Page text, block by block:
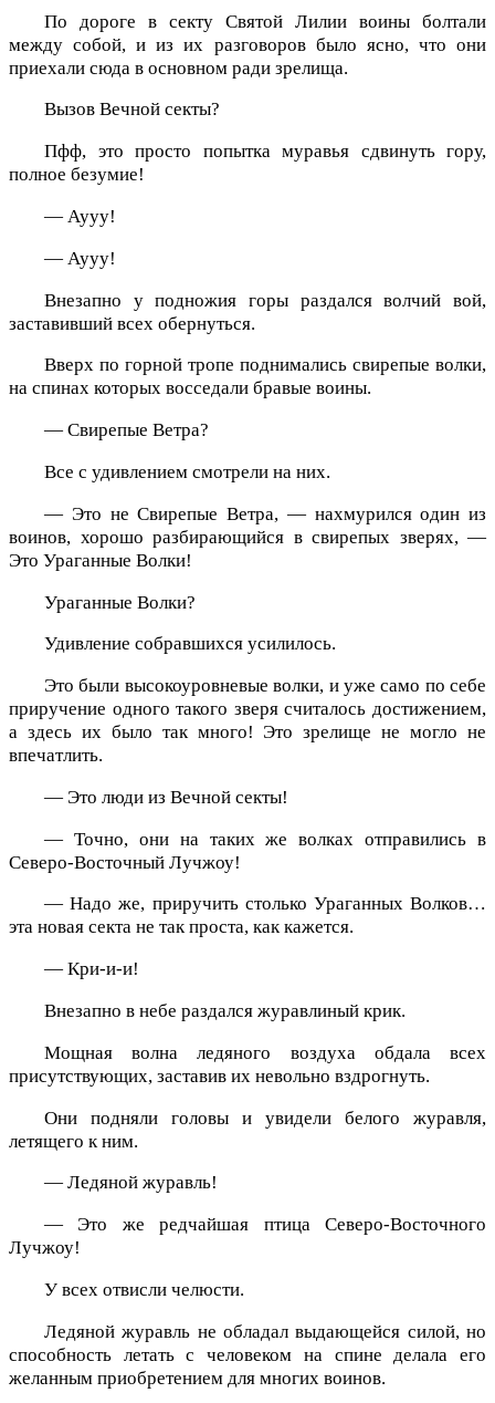
По дороге в секту Святой Лилии воины болтали
между собой, и из их разговоров было ясно, что они
приехали сюда в основном ради зрелища.
Вызов Вечной секты?
Пфф, это просто попытка муравья сдвинуть гору,
полное безумие!
— Аууу!
— Аууу!
Внезапно у подножия горы раздался волчий вой,
заставивший всех обернуться.
Вверх по горной тропе поднимались свирепые волки,
на спинах которых восседали бравые воины.
— Свирепые Ветра?
Все с удивлением смотрели на них.
— Это не Свирепые Ветра, — нахмурился один из
воинов, хорошо разбирающийся в свирепых зверях, —
Это Ураганные Волки!
Ураганные Волки?
Удивление собравшихся усилилось.
Это были высокоуровневые волки, и уже само по себе
приручение одного такого зверя считалось достижением,
а здесь их было так много! Это зрелище не могло не
впечатлить.
— Это люди из Вечной секты!
— Точно, они на таких же волках отправились в
Северо-Восточный Лучжоу!
— Надо же, приручить столько Ураганных Волков…
эта новая секта не так проста, как кажется.
— Кри-и-и!
Внезапно в небе раздался журавлиный крик.
Мощная волна ледяного воздуха обдала всех
присутствующих, заставив их невольно вздрогнуть.
Они подняли головы и увидели белого журавля,
летящего к ним.
— Ледяной журавль!
— Это же редчайшая птица Северо-Восточного
Лучжоу!
У всех отвисли челюсти.
Ледяной журавль не обладал выдающейся силой, но
способность летать с человеком на спине делала его
желанным приобретением для многих воинов.